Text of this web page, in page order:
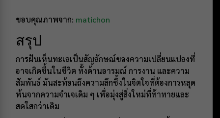
ขอบคุณภาพจาก: matichon
สรุป
การฝันเห็นทะเลเป็นสัญลักษณ์ของความเปลี่ยนแปลงที่
อาจเกิดขึ้นในชีวิต ทั้งด้านอารมณ์ การงาน และความ
สัมพันธ์ มันสะท้อนถึงความลึกซึ้งในจิตใจที่ต้องการหลุด
พ้นจากความจำเจเดิม ๆ เพื่อมุ่งสู่สิ่งใหม่ที่ท้าทายและ
สดใสกว่าเดิม